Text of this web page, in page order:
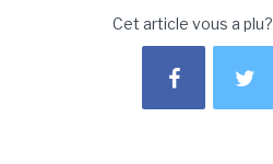
Cet article vous a plu?